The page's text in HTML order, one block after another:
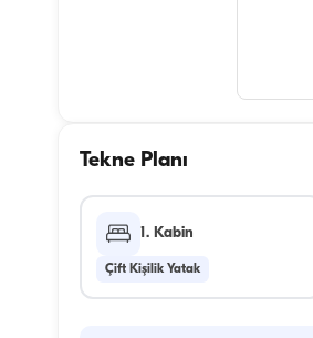
Tekne Planı
1. Kabin
Çift Kişilik Yatak